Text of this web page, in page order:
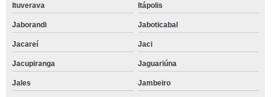
Ituverava Itápolis
Jaborandi Jaboticabal
Jacareí Jaci
Jacupiranga Jaguariúna
Jales Jambeiro